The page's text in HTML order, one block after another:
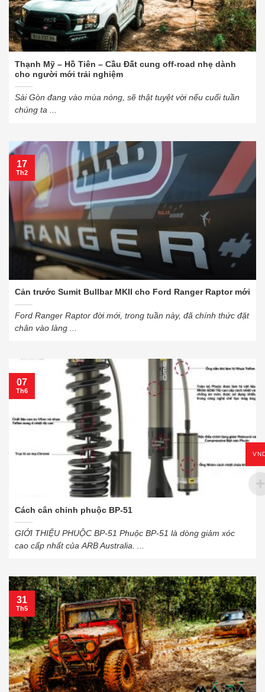
Thạnh Mỹ – Hồ Tiên – Cầu Đất cung off-road nhẹ dành
cho người mới trải nghiệm
Sài Gòn đang vào mùa nóng, sẽ thật tuyệt vời nếu cuối tuần
chúng ta ...
Cản trước Sumit Bullbar MKII cho Ford Ranger Raptor mới
Ford Ranger Raptor đời mới, trong tuần này, đã chính thức đặt
chân vào làng ...
17
Th2
Cách cân chỉnh phuộc BP-51
GIỚI THIỆU PHUỘC BP-51 Phuộc BP-51 là dòng giảm xóc
cao cấp nhất của ARB Australia. ...
07
Th6
31
Th5